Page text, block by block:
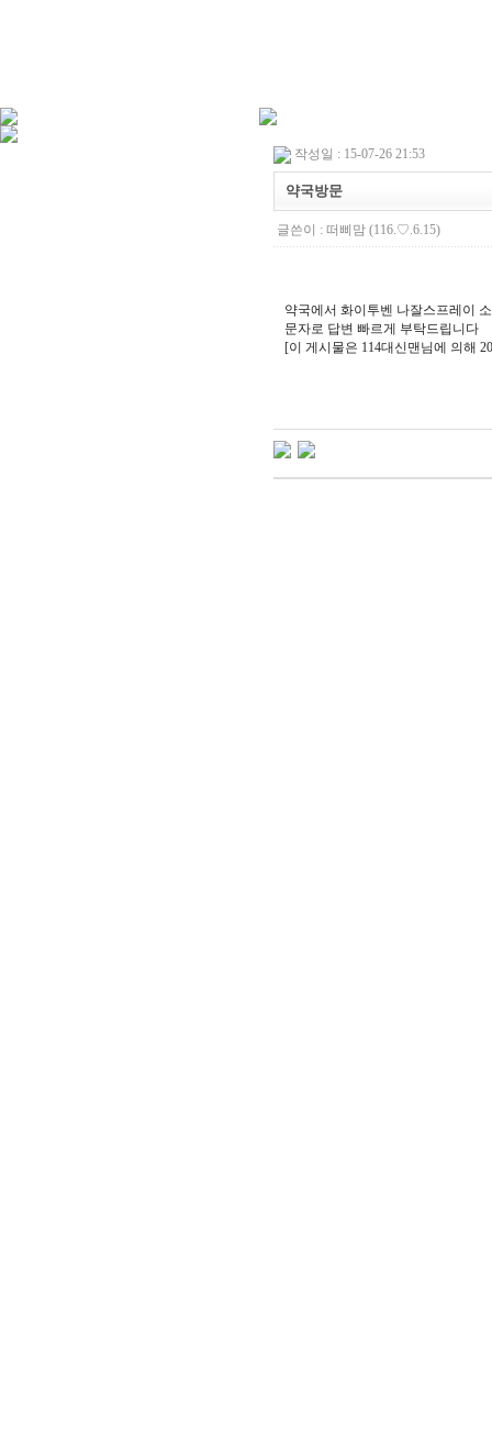
작성일 : 15-07-26 21:53
약국방문
글쓴이 : 떠삐맘 (116.♡.6.15)
약국에서 화이투벤 나잘스프레이
문자로 답변 빠르게 부탁드립니다
[이 게시물은 114대신맨님에 의해